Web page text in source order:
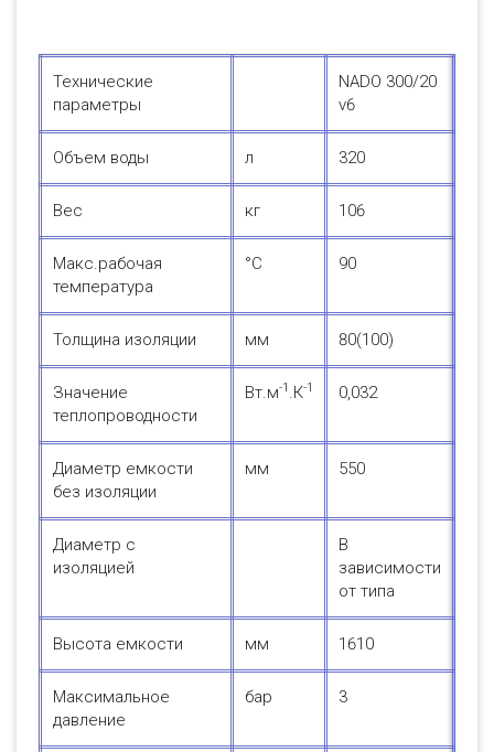
Технические
параметры
NADO 300/20
v6
Объем воды л 320
Вес кг 106
Макс.рабочая
температура
°С 90
Толщина изоляции мм 80(100)
Значение
теплопроводности
Вт.м-1 .К-1 0,032
Диаметр емкости
без изоляции
мм 550
Диаметр с
изоляцией
В
зависимости
от типа
Высота емкости мм 1610
Максимальное
давление
бар 3